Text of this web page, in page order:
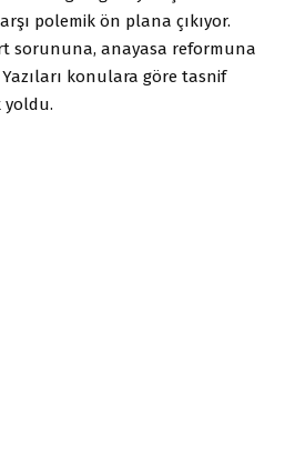
polemik ön plana çıkıyor.
sorununa, anayasa reformuna
konulara göre tasnif
yoldu.